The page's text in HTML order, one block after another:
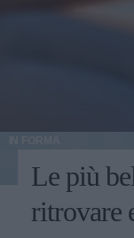
Le più
ritrovare